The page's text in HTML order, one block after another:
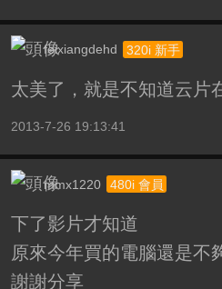
feixiangdehd 320i 新手
太美了，就是不知道云片
2013-7-26 19:13:41
mmx1220 480i 會員
下了影片才知道
原來今年買的電腦還是不
謝謝分享